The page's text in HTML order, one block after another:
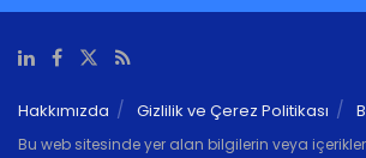
Hakkımızda Gizlilik ve Çerez Politikası
Bu web sitesinde yer alan bilgilerin veya